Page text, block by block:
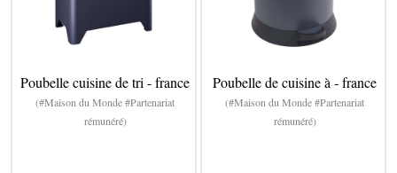
Poubelle cuisine de tri - france
(#Maison du Monde #Partenariat
rémunéré)
Poubelle de cuisine à - france
(#Maison du Monde #Partenariat
rémunéré)